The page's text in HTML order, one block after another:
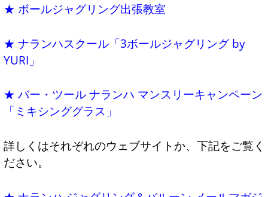
★ ボールジャグリング出張教室
★ ナランハスクール「3ボールジャグリング by
YURI」
★ バー・ツール ナランハ マンスリーキャンペーン
「ミキシンググラス」
詳しくはそれぞれのウェブサイトか、下記をご覧く
ださい。